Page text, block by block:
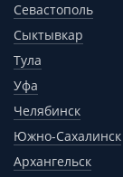
Севастополь
Сыктывкар
Тула
Уфа
Челябинск
Южно-Сахалинск
Архангельск